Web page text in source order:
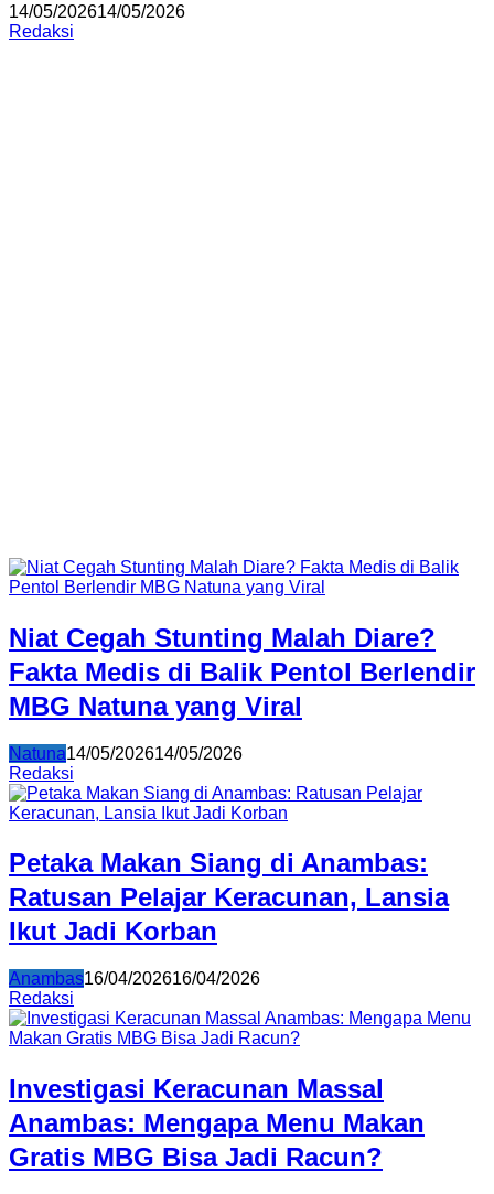
14/05/202614/05/2026
Redaksi
Niat Cegah Stunting Malah Diare?
Fakta Medis di Balik Pentol Berlendir
MBG Natuna yang Viral
Natuna14/05/202614/05/2026
Redaksi
Petaka Makan Siang di Anambas:
Ratusan Pelajar Keracunan, Lansia
Ikut Jadi Korban
Anambas16/04/202616/04/2026
Redaksi
Investigasi Keracunan Massal
Anambas: Mengapa Menu Makan
Gratis MBG Bisa Jadi Racun?